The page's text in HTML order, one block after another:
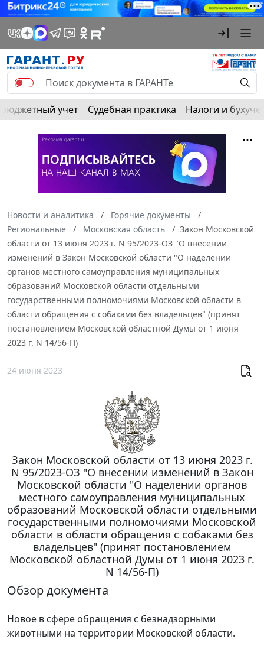
Бюджетный учет Судебная практика Налоги и
Новости и аналитика
Горячие документы
Региональные
Московская область
Закон Московской
области от 13 июня 2023 г. N 95/2023-ОЗ "О внесении
изменений в Закон Московской области "О наделении
органов местного самоуправления муниципальных
образований Московской области отдельными
государственными полномочиями Московской области в
области обращения с собаками без владельцев" (принят
постановлением Московской областной Думы от 1 июня
2023 г. N 14/56-П)
24 июня 2023
Закон Московской области от 13 июня 2023 г.
N 95/2023-ОЗ "О внесении изменений в Закон
Московской области "О наделении органов
местного самоуправления муниципальных
образований Московской области отдельными
государственными полномочиями Московской
области в области обращения с собаками без
владельцев" (принят постановлением
Московской областной Думы от 1 июня 2023 г.
N 14/56-П)
Обзор документа
Новое в сфере обращения с безнадзорными
животными на территории Московской области.